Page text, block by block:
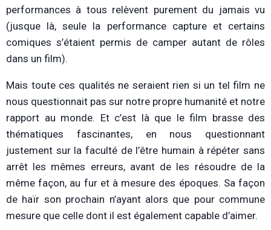
performances à tous relèvent purement du jamais vu
(jusque là, seule la performance capture et certains
comiques s’étaient permis de camper autant de rôles
dans un film).
Mais toute ces qualités ne seraient rien si un tel film ne
nous questionnait pas sur notre propre humanité et notre
rapport au monde. Et c’est là que le film brasse des
thématiques fascinantes, en nous questionnant
justement sur la faculté de l’être humain à répéter sans
arrêt les mêmes erreurs, avant de les résoudre de la
même façon, au fur et à mesure des époques. Sa façon
de haïr son prochain n’ayant alors que pour commune
mesure que celle dont il est également capable d’aimer.